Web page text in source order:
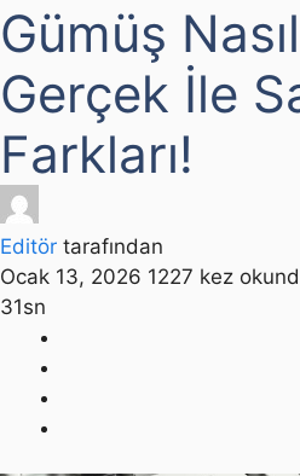
Gümüş
Gerçek İle
Farkları!
Editör tarafından
Ocak 13, 2026 1227 kez
31sn